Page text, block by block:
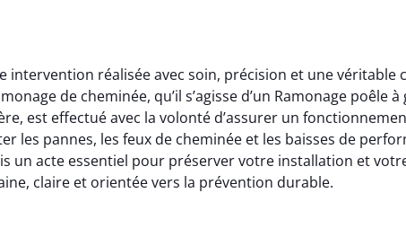
intervention réalisée avec soin, précision et une
de cheminée, qu’il s’agisse d’un Ramonage poêle
est effectué avec la volonté d’assurer un
les pannes, les feux de cheminée et les baisses de
un acte essentiel pour préserver votre installation et
claire et orientée vers la prévention durable.